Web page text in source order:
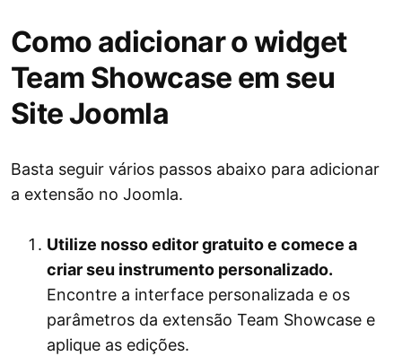
Como adicionar o widget
Team Showcase em seu
Site Joomla
Basta seguir vários passos abaixo para adicionar
a extensão no Joomla.
Utilize nosso editor gratuito e comece a
criar seu instrumento personalizado.
Encontre a interface personalizada e os
parâmetros da extensão Team Showcase e
aplique as edições.